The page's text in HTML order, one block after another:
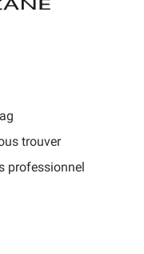
trouver
professionnel